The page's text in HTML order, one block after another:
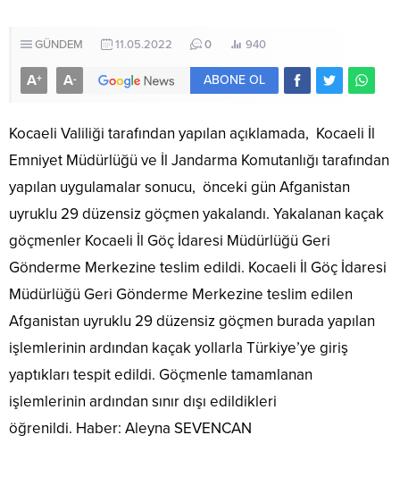
GÜNDEM 11.05.2022 0 940
A+ A- ABONE OL
Kocaeli Valiliği tarafından yapılan açıklamada, Kocaeli İl
Emniyet Müdürlüğü ve İl Jandarma Komutanlığı tarafından
yapılan uygulamalar sonucu, önceki gün Afganistan
uyruklu 29 düzensiz göçmen yakalandı. Yakalanan kaçak
göçmenler Kocaeli İl Göç İdaresi Müdürlüğü Geri
Gönderme Merkezine teslim edildi. Kocaeli İl Göç İdaresi
Müdürlüğü Geri Gönderme Merkezine teslim edilen
Afganistan uyruklu 29 düzensiz göçmen burada yapılan
işlemlerinin ardından kaçak yollarla Türkiye’ye giriş
yaptıkları tespit edildi. Göçmenle tamamlanan
işlemlerinin ardından sınır dışı edildikleri
öğrenildi. Haber: Aleyna SEVENCAN